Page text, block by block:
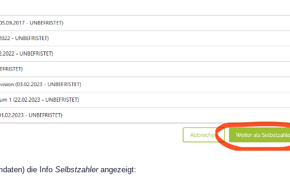
die Info Selbstzahler angezeigt: